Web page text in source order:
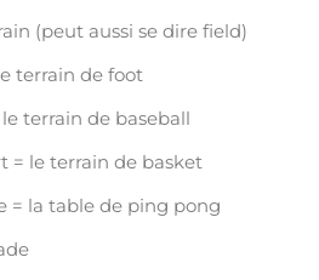
(peut aussi se dire field)
terrain de foot
terrain de baseball
= le terrain de basket
= la table de ping pong